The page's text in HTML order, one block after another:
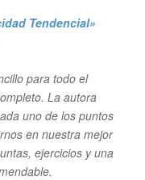
Tendencial»
para todo el
La autora
uno de los puntos
en nuestra mejor
ejercicios y una